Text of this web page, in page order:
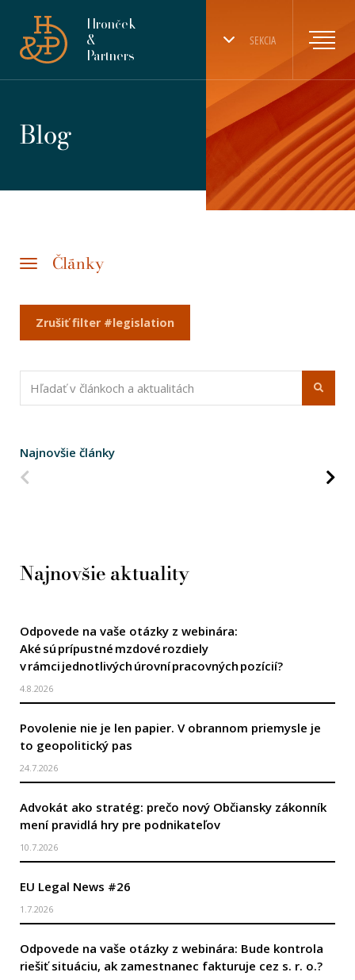
SEKCIA
Hronček
&
Partners
Blog
Články
Zrušiť filter #legislation
Najnovšie články
Najnovšie aktuality
Odpovede na vaše otázky z webinára:
Aké sú prípustné mzdové rozdiely
v rámci jednotlivých úrovní pracovných pozícií?
4.8.2026
Povolenie nie je len papier. V obrannom priemysle je
to geopolitický pas
24.7.2026
Advokát ako stratég: prečo nový Občiansky zákonník
mení pravidlá hry pre podnikateľov
10.7.2026
EU Legal News #26
1.7.2026
Odpovede na vaše otázky z webinára: Bude kontrola
riešiť situáciu, ak zamestnanec fakturuje cez s. r. o.?